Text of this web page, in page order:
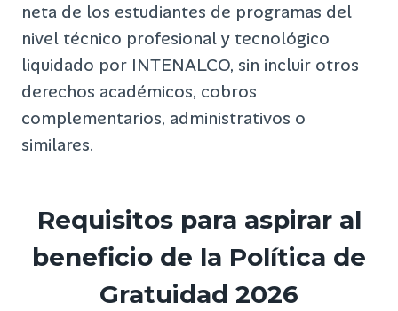
neta de los estudiantes de programas del
nivel técnico profesional y tecnológico
liquidado por INTENALCO, sin incluir otros
derechos académicos, cobros
complementarios, administrativos o
similares.
Requisitos para aspirar al
beneficio de la Política de
Gratuidad 2026